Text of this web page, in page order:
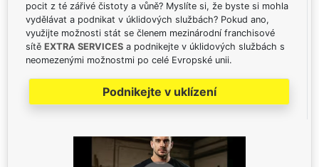
pocit z té zářivé čistoty a vůně? Myslíte si, že byste si mohla
vydělávat a podnikat v úklidových službách? Pokud ano,
využijte možnosti stát se členem mezinárodní franchisové
sítě EXTRA SERVICES a podnikejte v úklidových službách s
neomezenými možnostmi po celé Evropské unii.
Podnikejte v uklízení